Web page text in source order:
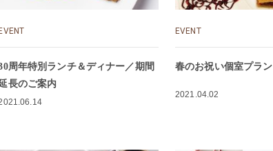
周年特別ランチ＆ディナー／期間
長のご案内
EVENT
春のお祝い個室プラン
2021.04.02